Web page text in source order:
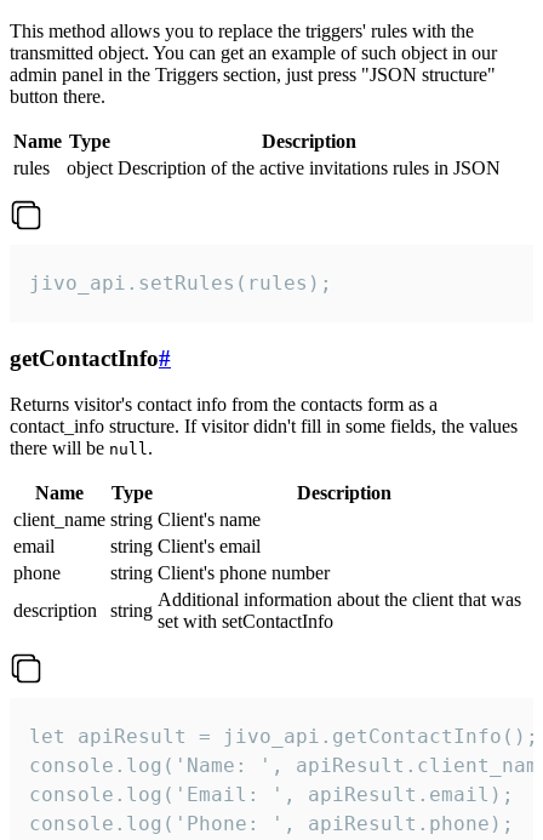
This method allows you to replace the triggers' rules with the
transmitted object. You can get an example of such object in our
admin panel in the Triggers section, just press "JSON structure"
button there.
Name Type
Description
rules
object Description of the active invitations rules in JSON
jivo_api.setRules(rules);
getContactInfo#
Returns visitor's contact info from the contacts form as a
contact_info structure. If visitor didn't fill in some fields, the values
there will be null.
Name Type
Description
client_name string Client's name
email
string Client's email
phone
string Client's phone number
description
string
Additional information about the client that was
set with setContactInfo
let apiResult = jivo_api.getContactInfo();
console.log('Name: ',
console.log('Email: ', apiResult.email);
console.log('Phone: ', apiResult.phone);